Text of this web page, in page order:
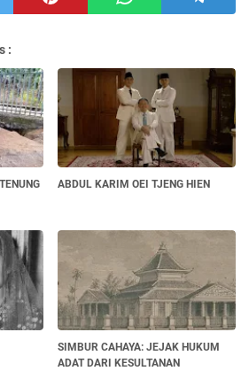
:
ABDUL KARIM OEI TJENG HIEN
SIMBUR CAHAYA: JEJAK HUKUM
ADAT DARI KESULTANAN